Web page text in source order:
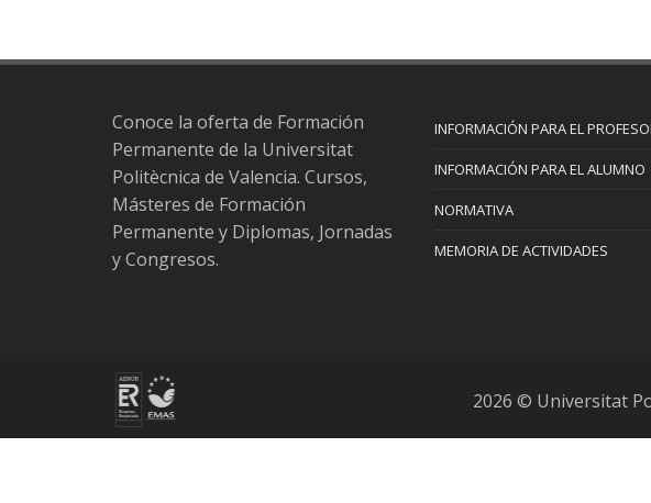
Conoce la oferta de Formación
Permanente de la Universitat
Politècnica de Valencia. Cursos,
Másteres de Formación
Permanente y Diplomas, Jornadas
y Congresos.
INFORMACIÓN PARA EL
INFORMACIÓN PARA EL ALUMNO
NORMATIVA
MEMORIA DE ACTIVIDADES
2026 © Universitat